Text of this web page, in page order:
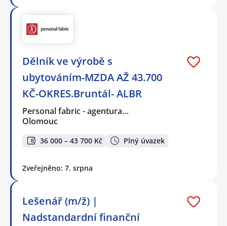
Dělník ve výrobě s
ubytováním-MZDA AŽ 43.700
KČ-OKRES.Bruntál- ALBR
Personal fabric - agentura…
Olomouc
36 000 – 43 700 Kč Plný úvazek
Zveřejněno: 7. srpna
Lešenář (m/ž) |
Nadstandardní finanční